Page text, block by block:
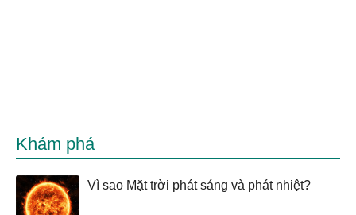
Khám phá
Vì sao Mặt trời phát sáng và phát nhiệt?